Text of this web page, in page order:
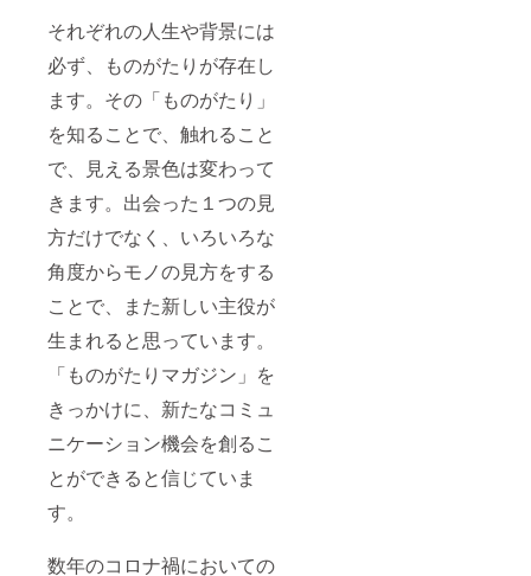
それぞれの人生や背景には
必ず、ものがたりが存在し
ます。その「ものがたり」
を知ることで、触れること
で、見える景色は変わって
きます。出会った１つの見
方だけでなく、いろいろな
角度からモノの見方をする
ことで、また新しい主役が
生まれると思っています。
「ものがたりマガジン」を
きっかけに、新たなコミュ
ニケーション機会を創るこ
とができると信じていま
す。
数年のコロナ禍においての